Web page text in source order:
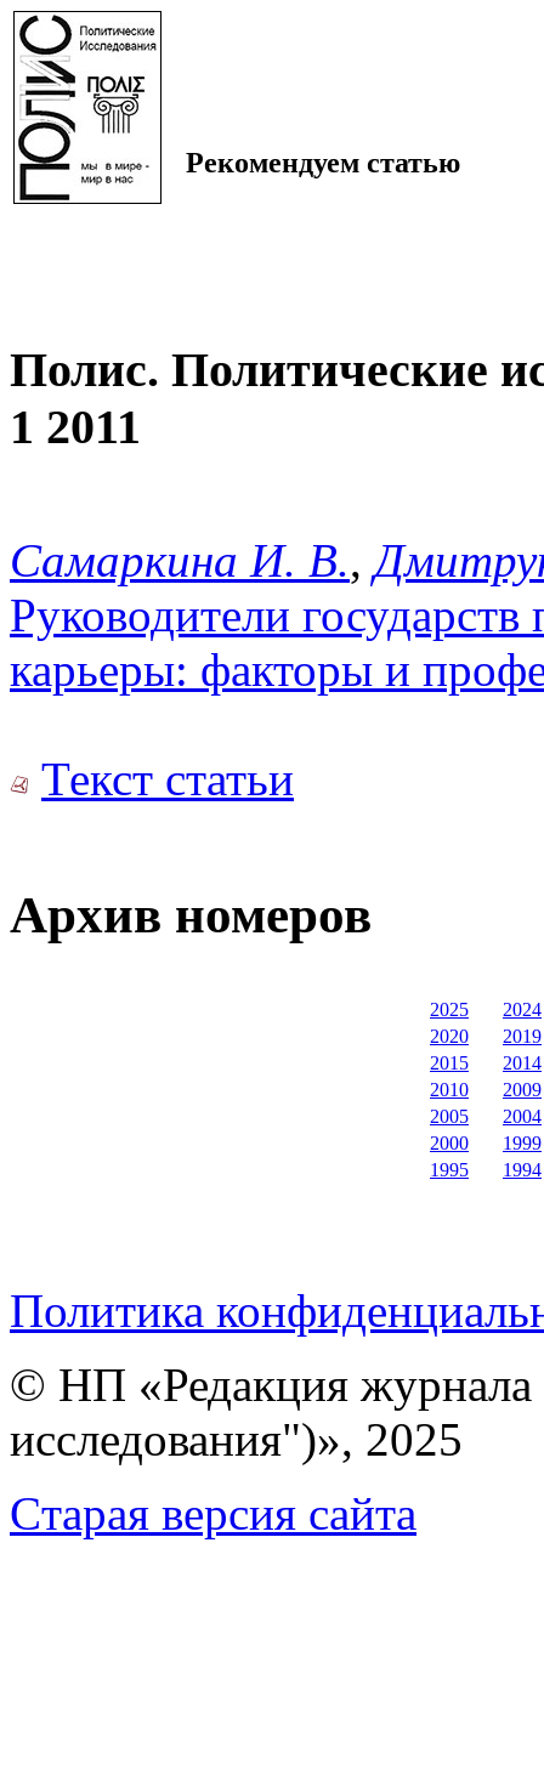
Рекомендуем статью
Полис. Политические
1 2011
Самаркина И. В.,
Руководители
карьеры: факторы и
Текст статьи
Архив номеров
2025
2024
2020
2019
2015
2014
2010
2009
2005
2004
2000
1999
1995
1994
Политика
© НП «Редакция
исследования")», 2025
Cтарая версия сайта